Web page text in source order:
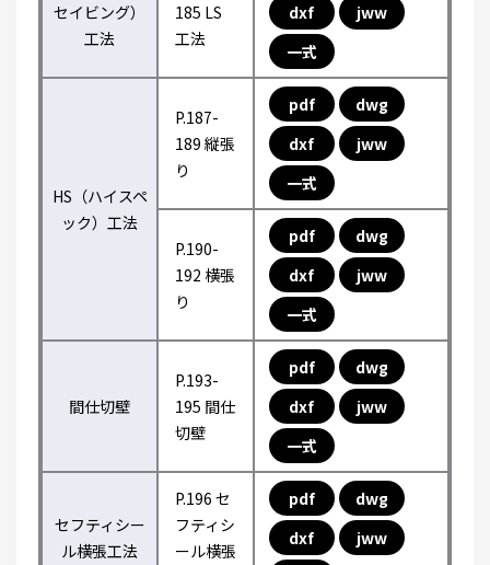
セイビング）
工法
185 LS
工法
dxf
jww
一式
HS（ハイスペ
ック）工法
P.187-
189 縦張
り
pdf
dwg
dxf
jww
一式
P.190-
192 横張
り
pdf
dwg
dxf
jww
一式
間仕切壁
P.193-
195 間仕
切壁
pdf
dwg
dxf
jww
一式
セフティシー
ル横張工法
P.196 セ
フティシ
ール横張
pdf
dwg
dxf
jww